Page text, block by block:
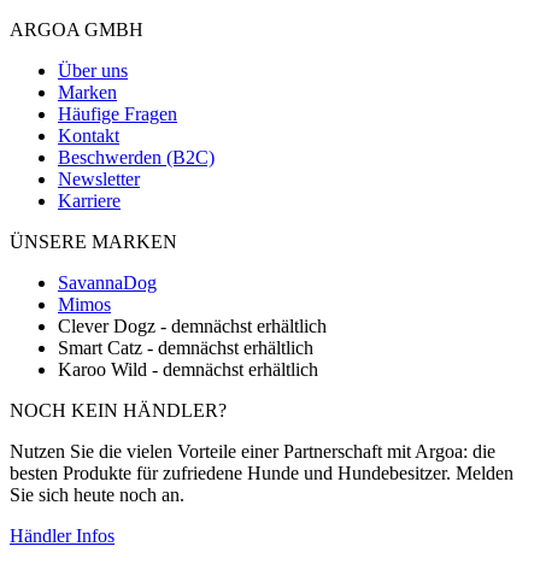
ARGOA GMBH
Über uns
Marken
Häufige Fragen
Kontakt
Beschwerden (B2C)
Newsletter
Karriere
ÜNSERE MARKEN
SavannaDog
Mimos
Clever Dogz - demnächst erhältlich
Smart Catz - demnächst erhältlich
Karoo Wild - demnächst erhältlich
NOCH KEIN HÄNDLER?
Nutzen Sie die vielen Vorteile einer Partnerschaft mit Argoa: die
besten Produkte für zufriedene Hunde und Hundebesitzer. Melden
Sie sich heute noch an.
Händler Infos